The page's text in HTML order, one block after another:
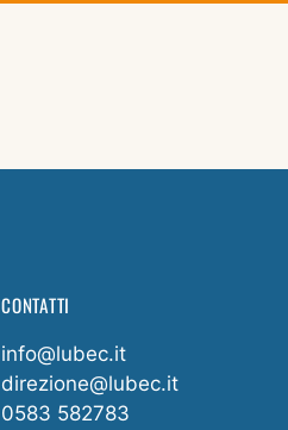
CONTATTI
info@lubec.it
direzione@lubec.it
0583 582783